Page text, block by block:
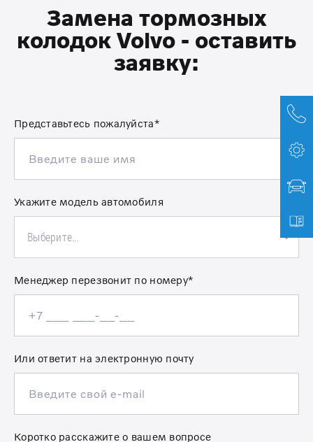
Замена тормозных
колодок Volvo - оставить
заявку:
Представьтесь пожалуйста*
Укажите модель автомобиля
Выберите...
Менеджер перезвонит по номеру*
Или ответит на электронную почту
Коротко расскажите о вашем вопросе